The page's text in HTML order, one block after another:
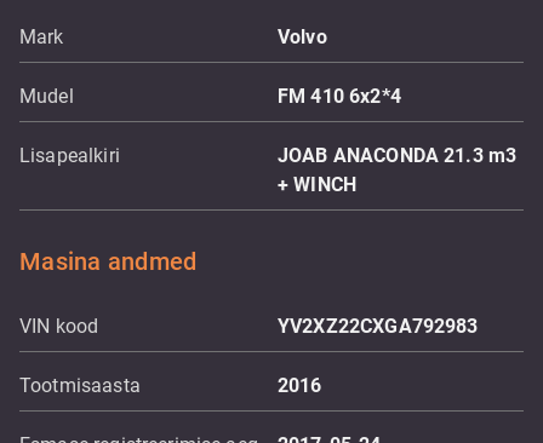
Mark Volvo
Mudel FM 410 6x2*4
Lisapealkiri
JOAB ANACONDA 21.3 m3
+ WINCH
Masina andmed
VIN kood YV2XZ22CXGA792983
Tootmisaasta 2016